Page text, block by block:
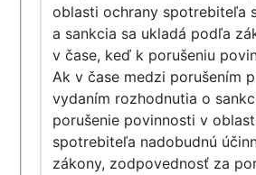
oblasti ochrany spotrebiteľa
a sankcia sa ukladá podľa
v čase, keď k porušeniu
Ak v čase medzi porušením
vydaním rozhodnutia o
porušenie povinnosti v
spotrebiteľa nadobudnú
zákony, zodpovednosť za